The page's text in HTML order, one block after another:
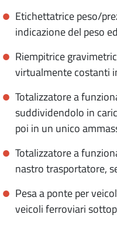
Etichettatrice peso/
indicazione del peso
Riempitrice
virtualmente costanti
Totalizzatore a
suddividendolo in
poi in un unico
Totalizzatore a
nastro trasportatore,
Pesa a ponte per
veicoli ferroviari